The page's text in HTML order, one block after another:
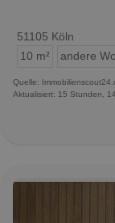
51105 Köln
10 m²
andere
Quelle:
Aktualisiert: 15 Stunden,